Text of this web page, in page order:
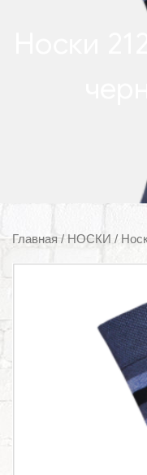
Носки
Главная/ НОСКИ /